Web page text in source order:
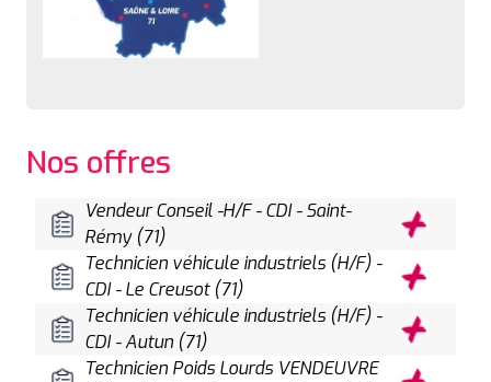
Nos offres
Vendeur Conseil -H/F - CDI - Saint-
Rémy (71)
Technicien véhicule industriels (H/F) -
CDI - Le Creusot (71)
Technicien véhicule industriels (H/F) -
CDI - Autun (71)
Technicien Poids Lourds VENDEUVRE